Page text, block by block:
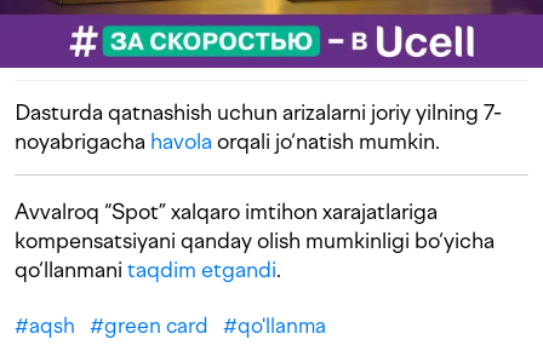
Dasturda qatnashish uchun arizalarni joriy yilning 7-
noyabrigacha havola orqali jo‘natish mumkin.
Avvalroq “Spot” xalqaro imtihon xarajatlariga
kompensatsiyani qanday olish mumkinligi bo‘yicha
qo‘llanmani taqdim etgandi.
#aqsh #green card #qo'llanma